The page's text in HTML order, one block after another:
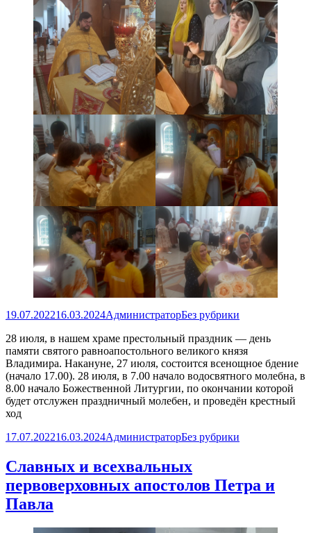
Опубликовано
19.07.202216.03.2024Автор
АдминистраторРубрики
Без рубрики
28 июля, в нашем храме престольный праздник — день
памяти святого равноапостольного великого князя
Владимира. Накануне, 27 июля, состоится всенощное бдение
(начало 17.00). 28 июля, в 7.00 начало водосвятного молебна, в
8.00 начало Божественной Литургии, по окончании которой
будет отслужен праздничный молебен, и проведён крестный
ход
Опубликовано
17.07.202216.03.2024Автор
АдминистраторРубрики
Без рубрики
Славных и всехвальных
первоверховных апостолов Петра и
Павла